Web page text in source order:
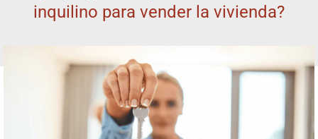
inquilino para vender la vivienda?